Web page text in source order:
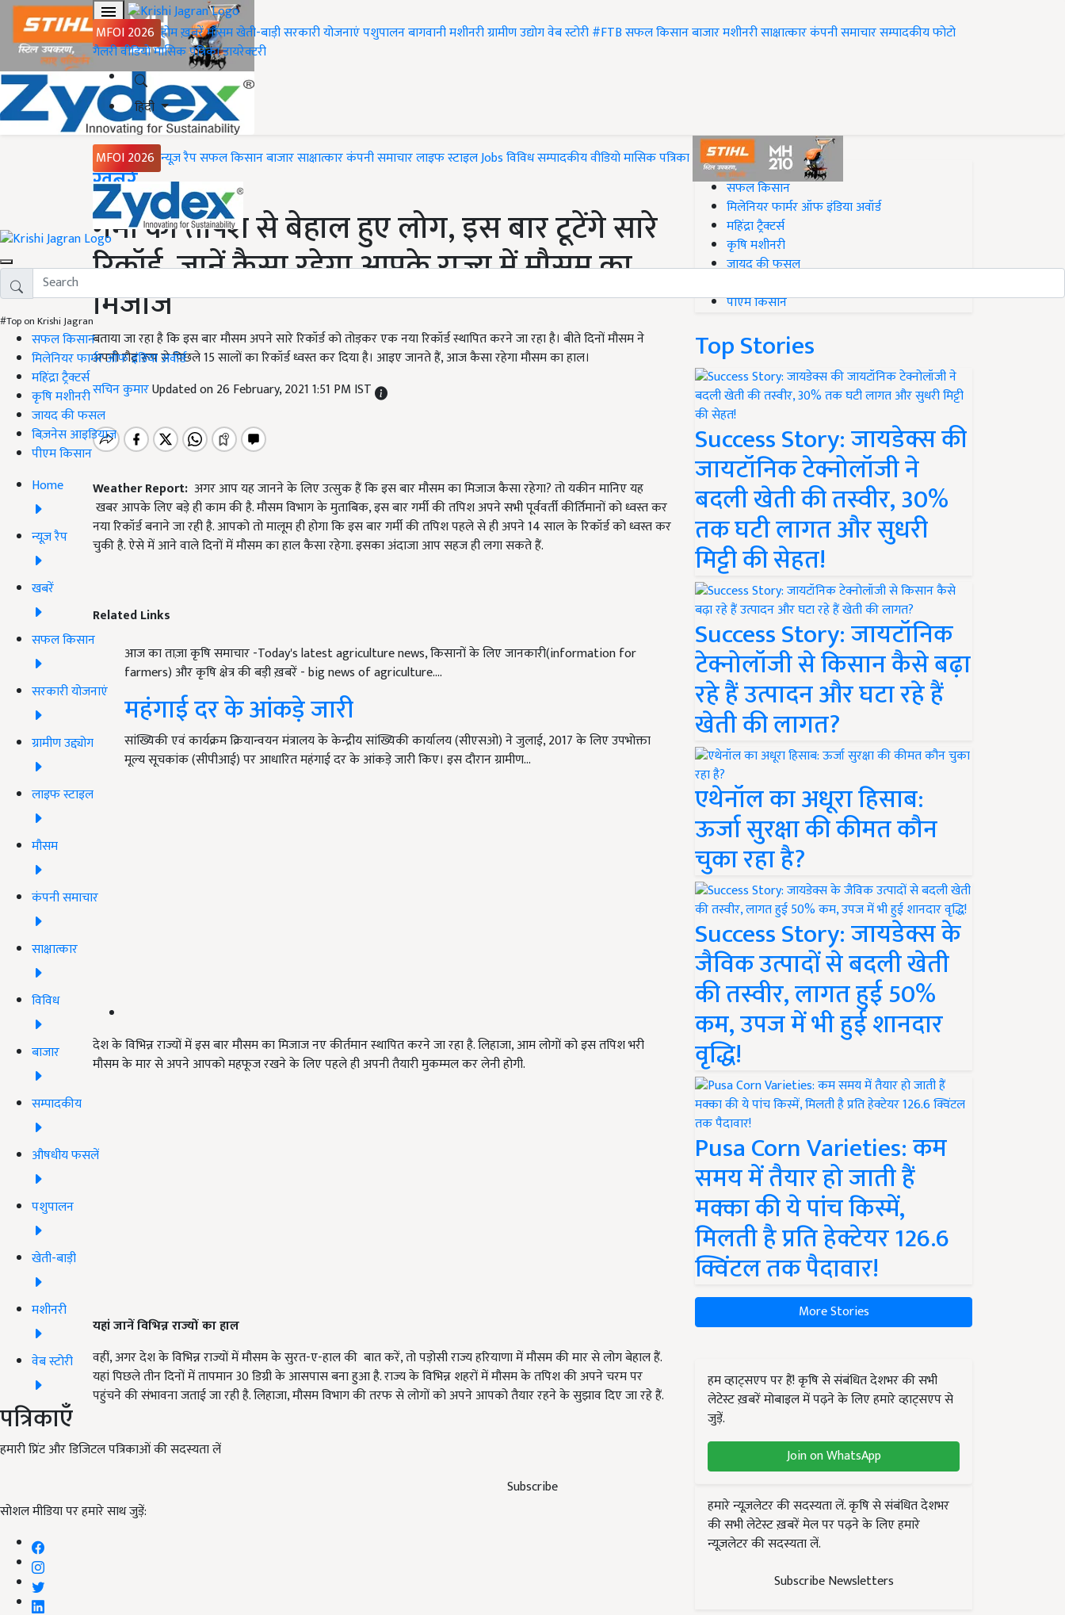
MFOI 2026 होमख़बरेंमौसमखेती-बाड़ीसरकारी योजनाएंपशुपालनबागवानीमशीनरीग्रामीण उद्योगवेब स्टोरी#FTBसफल किसानबाजारमशीनरीसाक्षात्कारकंपनी समाचारसम्पादकीयफोटो
गैलरीवीडियोमासिक पत्रिकाडायरेक्टरी
हिंदी
MFOI 2026 न्यूज़ रैपसफल किसानबाजारसाक्षात्कारकंपनी समाचारलाइफ स्टाइलJobsविविधसम्पादकीयवीडियोमासिक पत्रिका
#Top on Krishi Jagran
सफल किसान
मिलेनियर फार्मर ऑफ इंडिया अवॉर्ड
महिंद्रा ट्रैक्टर्स
कृषि मशीनरी
जायद की फसल
बिज़नेस आइडियाज
पीएम किसान
Home
न्यूज़ रैप
खबरें
सफल किसान
सरकारी योजनाएं
ग्रामीण उद्द्योग
लाइफ स्टाइल
मौसम
कंपनी समाचार
साक्षात्कार
विविध
बाजार
सम्पादकीय
औषधीय फसलें
पशुपालन
खेती-बाड़ी
मशीनरी
वेब स्टोरी
पत्रिकाएँ
हमारी प्रिंट और डिजिटल पत्रिकाओं की सदस्यता लें
Subscribe
सोशल मीडिया पर हमारे साथ जुड़ें:
Home
ख़बरें
गर्मी की तपिश से बेहाल हुए लोग, इस बार टूटेंगे सारे
रिकॉर्ड, जानें कैसा रहेगा आपके राज्य में मौसम का
मिजाज
बताया जा रहा है कि इस बार मौसम अपने सारे रिकॉर्ड को तोड़कर एक नया रिकॉर्ड स्थापित करने जा रहा है। बीते दिनों मौसम ने
अपनी रौद्र रूप से पिछले 15 सालों का रिकॉर्ड ध्वस्त कर दिया है। आइए जानते हैं, आज कैसा रहेगा मौसम का हाल।
सचिन कुमारUpdated on 26 February, 2021 1:51 PM IST
Weather Report: अगर आप यह जानने के लिए उत्सुक हैं कि इस बार मौसम का मिजाज कैसा रहेगा? तो यकीन मानिए यह
खबर आपके लिए बड़े ही काम की है. मौसम विभाग के मुताबिक, इस बार गर्मी की तपिश अपने सभी पूर्ववर्ती कीर्तिमानों को ध्वस्त कर
नया रिकॉर्ड बनाने जा रही है. आपको तो मालूम ही होगा कि इस बार गर्मी की तपिश पहले से ही अपने 14 साल के रिकॉर्ड को ध्वस्त कर
चुकी है. ऐसे में आने वाले दिनों में मौसम का हाल कैसा रहेगा. इसका अंदाजा आप सहज ही लगा सकते हैं.
Related Links
आज का ताज़ा कृषि समाचार -Today's latest agriculture news, किसानों के लिए जानकारी(information for
farmers) और कृषि क्षेत्र की बड़ी ख़बरें - big news of agriculture.…
महंगाई दर के आंकड़े जारी
सांख्यिकी एवं कार्यक्रम क्रियान्वयन मंत्रालय के केन्द्रीय सांख्यिकी कार्यालय (सीएसओ) ने जुलाई, 2017 के लिए उपभोक्ता
मूल्य सूचकांक (सीपीआई) पर आधारित महंगाई दर के आंकड़े जारी किए। इस दौरान ग्रामीण…
देश के विभिन्न राज्यों में इस बार मौसम का मिजाज नए कीर्तमान स्थापित करने जा रहा है. लिहाजा, आम लोगों को इस तपिश भरी
मौसम के मार से अपने आपको महफूज रखने के लिए पहले ही अपनी तैयारी मुकम्मल कर लेनी होगी.
यहांजानेंविभिन्न राज्यों का हाल
वहीं, अगर देश के विभिन्न राज्यों में मौसम के सुरत-ए-हाल की बात करें, तो पड़ोसी राज्य हरियाणा में मौसम की मार से लोग बेहाल हैं.
यहां पिछले तीन दिनों में तापमान 30 डिग्री के आसपास बना हुआ है. राज्य के विभिन्न शहरों में मौसम के तपिश की अपने चरम पर
पहुंचने की संभावना जताई जा रही है. लिहाजा, मौसम विभाग की तरफ से लोगों को अपने आपको तैयार रहने के सुझाव दिए जा रहे हैं.
#Top on Krishi Jagran
सफल किसान
मिलेनियर फार्मर ऑफ इंडिया अवॉर्ड
महिंद्रा ट्रैक्टर्स
कृषि मशीनरी
जायद की फसल
पीएम किसान
Top Stories
Success Story: जायडेक्स की
जायटॉनिक टेक्नोलॉजी ने
बदली खेती की तस्वीर, 30%
तक घटी लागत और सुधरी
मिट्टी की सेहत!
Success Story: जायटॉनिक
टेक्नोलॉजी से किसान कैसे बढ़ा
रहे हैं उत्पादन और घटा रहे हैं
खेती की लागत?
एथेनॉल का अधूरा हिसाब:
ऊर्जा सुरक्षा की कीमत कौन
चुका रहा है?
Success Story: जायडेक्स के
जैविक उत्पादों से बदली खेती
की तस्वीर, लागत हुई 50%
कम, उपज में भी हुई शानदार
वृद्धि!
Pusa Corn Varieties: कम
समय में तैयार हो जाती हैं
मक्का की ये पांच किस्में,
मिलती है प्रति हेक्टेयर 126.6
क्विंटल तक पैदावार!
More Stories
हम व्हाट्सएप पर हैं! कृषि से संबंधित देशभर की सभी
लेटेस्ट ख़बरें मोबाइल में पढ़ने के लिए हमारे व्हाट्सएप से
जुड़ें.
Join on WhatsApp
हमारे न्यूज़लेटर की सदस्यता लें. कृषि से संबंधित देशभर
की सभी लेटेस्ट ख़बरें मेल पर पढ़ने के लिए हमारे
न्यूज़लेटर की सदस्यता लें.
Subscribe Newsletters